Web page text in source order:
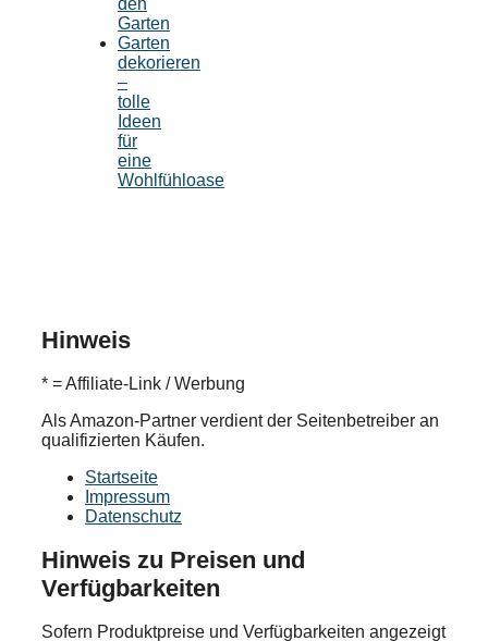
den
Garten
Garten
dekorieren
–
tolle
Ideen
für
eine
Wohlfühloase
Hinweis
* = Affiliate-Link / Werbung
Als Amazon-Partner verdient der Seitenbetreiber an
qualifizierten Käufen.
Startseite
Impressum
Datenschutz
Hinweis zu Preisen und
Verfügbarkeiten
Sofern Produktpreise und Verfügbarkeiten angezeigt